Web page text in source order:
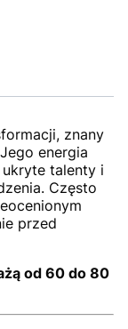
znany
energia
talenty i
Często
przed
od 60 do 80